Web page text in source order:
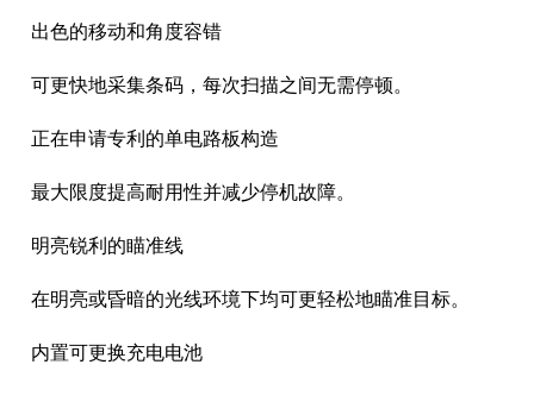
出色的移动和角度容错
可更快地采集条码，每次扫描之间无需停顿。
正在申请专利的单电路板构造
最大限度提高耐用性并减少停机故障。
明亮锐利的瞄准线
在明亮或昏暗的光线环境下均可更轻松地瞄准目标。
内置可更换充电电池